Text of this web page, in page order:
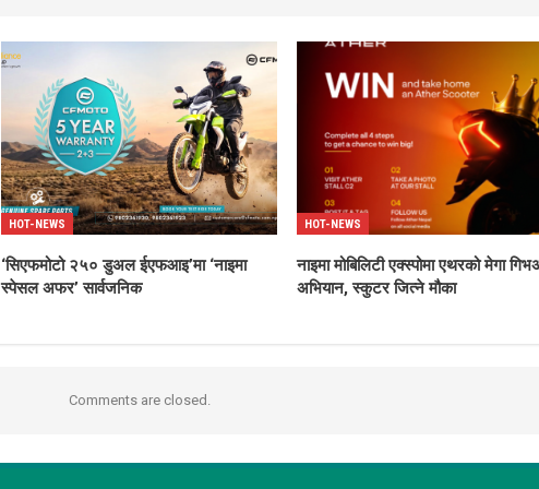
HOT-NEWS
‘सिएफमोटो २५० डुअल ईएफआइ’मा ‘नाइमा
स्पेसल अफर’ सार्वजनिक
HOT-NEWS
नाइमा मोबिलिटी एक्स्पोमा एथरको मेगा
अभियान, स्कुटर जित्ने मौका
Comments are closed.